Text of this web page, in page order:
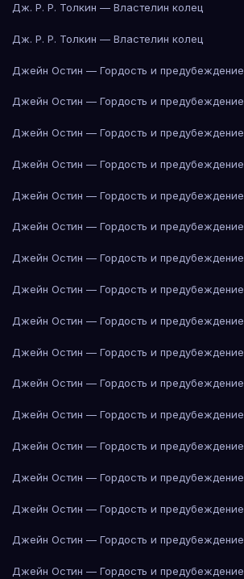
Дж. Р. Р. Толкин — Властелин колец
Дж. Р. Р. Толкин — Властелин колец
Джейн Остин — Гордость и предубеждение
Джейн Остин — Гордость и предубеждение
Джейн Остин — Гордость и предубеждение
Джейн Остин — Гордость и предубеждение
Джейн Остин — Гордость и предубеждение
Джейн Остин — Гордость и предубеждение
Джейн Остин — Гордость и предубеждение
Джейн Остин — Гордость и предубеждение
Джейн Остин — Гордость и предубеждение
Джейн Остин — Гордость и предубеждение
Джейн Остин — Гордость и предубеждение
Джейн Остин — Гордость и предубеждение
Джейн Остин — Гордость и предубеждение
Джейн Остин — Гордость и предубеждение
Джейн Остин — Гордость и предубеждение
Джейн Остин — Гордость и предубеждение
Джейн Остин — Гордость и предубеждение